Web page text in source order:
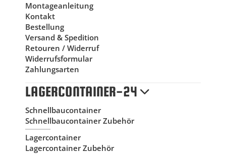
Montageanleitung
Kontakt
Bestellung
Versand & Spedition
Retouren / Widerruf
Widerrufsformular
Zahlungsarten
LAGERCONTAINER-24
Schnellbaucontainer
Schnellbaucontainer Zubehör
Lagercontainer
Lagercontainer Zubehör